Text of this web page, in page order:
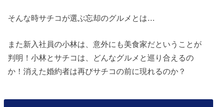
そんな時サチコが選ぶ忘却のグルメとは…
また新入社員の小林は、意外にも美食家だということが
判明！小林とサチコは、どんなグルメと巡り合えるの
か！消えた婚約者は再びサチコの前に現れるのか？